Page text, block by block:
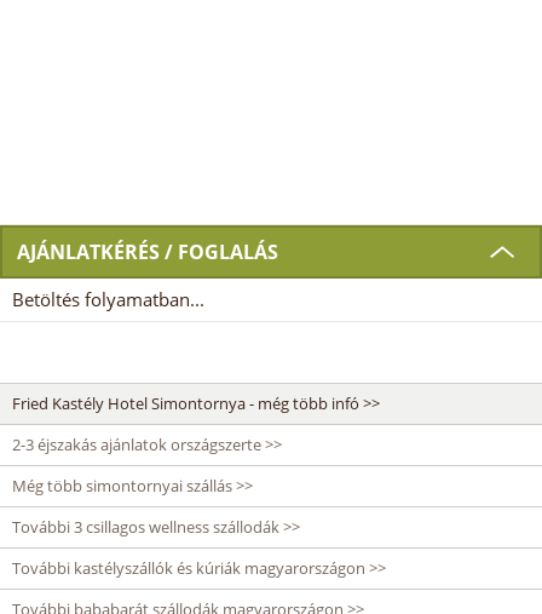
AJÁNLATKÉRÉS / FOGLALÁS
Betöltés folyamatban...
Fried Kastély Hotel Simontornya - még több infó >>
2-3 éjszakás ajánlatok országszerte >>
Még több simontornyai szállás >>
További 3 csillagos wellness szállodák >>
További kastélyszállók és kúriák magyarországon >>
További bababarát szállodák magyarországon >>